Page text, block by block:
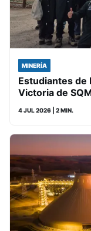
MINERÍA
Estudiantes de
Victoria de
4 JUL 2026 | 2 MIN.